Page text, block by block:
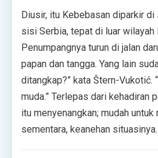
Diusir, itu Kebebasan diparkir
sisi Serbia, tepat di luar wilayah
Penumpangnya turun di jalan
papan dan tangga. Yang lain
ditangkap?” kata Štern-Vukotić.
muda.” Terlepas dari kehadiran
itu menyenangkan; mudah untuk
sementara, keanehan